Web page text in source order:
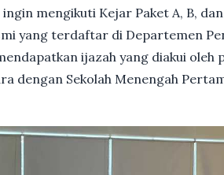
ingin mengikuti Kejar Paket A, B,
yang terdaftar di Departemen
ijazah yang diakui
dengan Sekolah Menengah